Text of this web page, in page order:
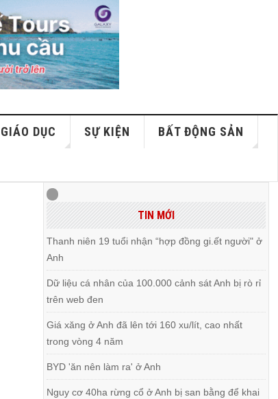
GIÁO DỤC SỰ KIỆN BẤT ĐỘNG SẢN
TIN MỚI
Thanh niên 19 tuổi nhận “hợp đồng gi.ết người" ở
Anh
Dữ liệu cá nhân của 100.000 cảnh sát Anh bị rò rỉ
trên web đen
Giá xăng ở Anh đã lên tới 160 xu/lít, cao nhất
trong vòng 4 năm
BYD 'ăn nên làm ra' ở Anh
Nguy cơ 40ha rừng cổ ở Anh bị san bằng để khai